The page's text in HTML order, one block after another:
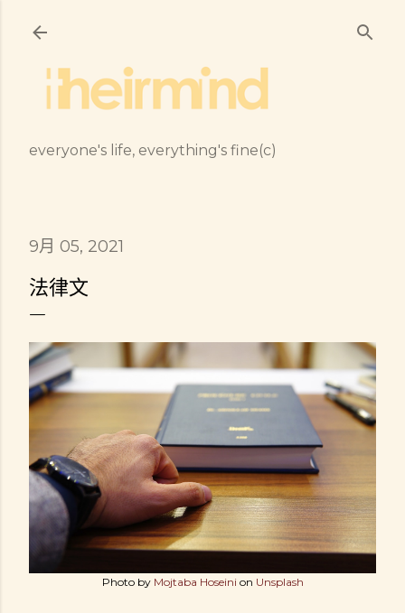
everyone's life, everything's fine(c)
9月 05, 2021
法律文
Photo by Mojtaba Hoseini on Unsplash